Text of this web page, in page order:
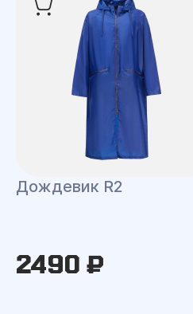
Дождевик R2
2490 ₽